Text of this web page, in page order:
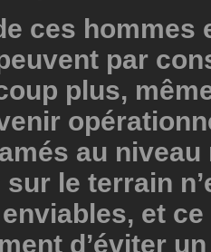
ces hommes
par
plus,
au niveau
le terrain
et ce
d’éviter